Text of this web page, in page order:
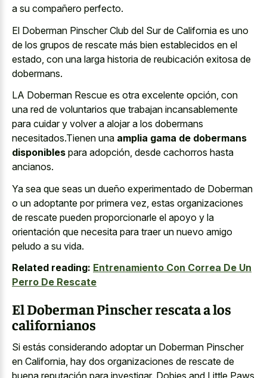
a su compañero perfecto.
El Doberman Pinscher Club del Sur de California es uno
de los grupos de rescate más bien establecidos en el
estado, con una larga historia de reubicación exitosa de
dobermans.
LA Doberman Rescue es otra excelente opción, con
una red de voluntarios que trabajan incansablemente
para cuidar y volver a alojar a los dobermans
necesitados.Tienen una amplia gama de dobermans
disponibles para adopción, desde cachorros hasta
ancianos.
Ya sea que seas un dueño experimentado de Doberman
o un adoptante por primera vez, estas organizaciones
de rescate pueden proporcionarle el apoyo y la
orientación que necesita para traer un nuevo amigo
peludo a su vida.
Related reading: Entrenamiento Con Correa De Un
Perro De Rescate
El Doberman Pinscher rescata a los
californianos
Si estás considerando adoptar un Doberman Pinscher
en California, hay dos organizaciones de rescate de
buena reputación para investigar. Dobies and Little Paws